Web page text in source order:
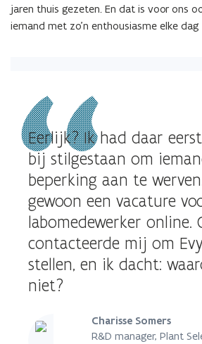
afbeelding
voor
een
vergrote
weergave)
jaren thuis gezeten. En dat is voor ons
iemand met zo’n enthousiasme elke
Eerlijk? Ik had daar
bij stilgestaan om
beperking aan te
gewoon een vacature
labomedewerker online.
contacteerde mij om
stellen, en ik dacht:
niet?
Charisse Somers
R&D manager, Plant